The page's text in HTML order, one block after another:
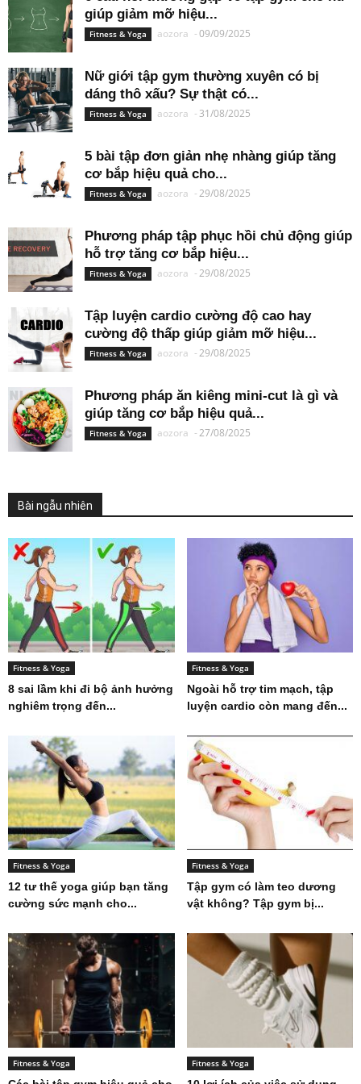
giúp giảm mỡ hiệu...
Fitness & Yoga aozora -09/09/2025
Nữ giới tập gym thường xuyên có bị
dáng thô xấu? Sự thật có...
Fitness & Yoga aozora - 31/08/2025
5 bài tập đơn giản nhẹ nhàng giúp tăng
cơ bắp hiệu quả cho...
Fitness & Yoga aozora -29/08/2025
Phương pháp tập phục hồi chủ động giúp
hỗ trợ tăng cơ bắp hiệu...
Fitness & Yoga aozora -29/08/2025
Tập luyện cardio cường độ cao hay
cường độ thấp giúp giảm mỡ hiệu...
Fitness & Yoga aozora -29/08/2025
Phương pháp ăn kiêng mini-cut là gì và
giúp tăng cơ bắp hiệu quả...
Fitness & Yoga aozora -27/08/2025
Bài ngẫu nhiên
Fitness & Yoga
8 sai lầm khi đi bộ ảnh hưởng
nghiêm trọng đến...
Fitness & Yoga
Ngoài hỗ trợ tim mạch, tập
luyện cardio còn mang đến...
Fitness & Yoga
12 tư thế yoga giúp bạn tăng
cường sức mạnh cho...
Fitness & Yoga
Tập gym có làm teo dương
vật không? Tập gym bị...
Fitness & Yoga Fitness & Yoga